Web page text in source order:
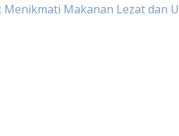
Menikmati Makanan Lezat dan